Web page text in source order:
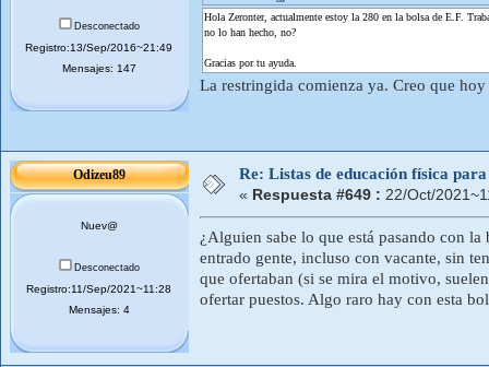
Desconectado
Registro:13/Sep/2016~21:49
Mensajes: 147
Hola Zeronter, actualmente estoy la 280 en la bolsa de E.F.
no lo han hecho, no?
Gracias por tu ayuda.
La restringida comienza ya. Creo que
Odizeu89
Nuev@
Desconectado
Registro:11/Sep/2021~11:28
Mensajes: 4
Re: Listas de educación física
« Respuesta #649 : 22/Oct/
¿Alguien sabe lo que está pasando con
entrado gente, incluso con vacante, sin
que ofertaban (si se mira el motivo,
ofertar puestos. Algo raro hay con esta